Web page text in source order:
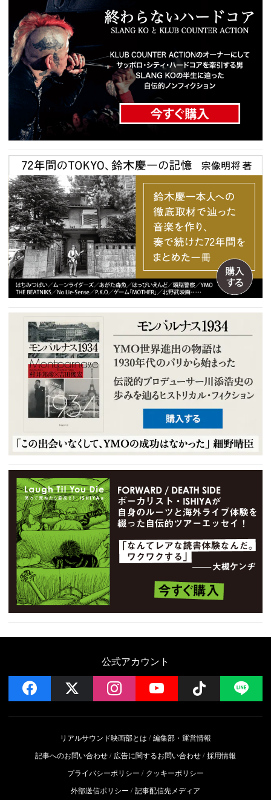
公式アカウント
facebook instagramYouTube Follow
リアルサウンド映画部とは
編集部・運営情報
記事へのお問い合わせ
広告に関するお問い合わせ 採用情報
プライバシーポリシー
クッキーポリシー
外部送信ポリシー
記事配信先メディア